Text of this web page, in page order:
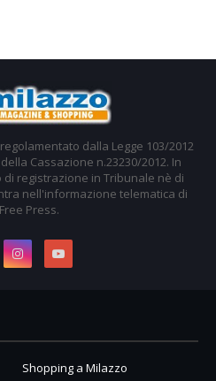
dalla Legge 103/2012
Cassazione n.23230/2012. In
registrazione in Tribunale nè di
nell'informazione telematica di
Press.
Shopping a Milazzo